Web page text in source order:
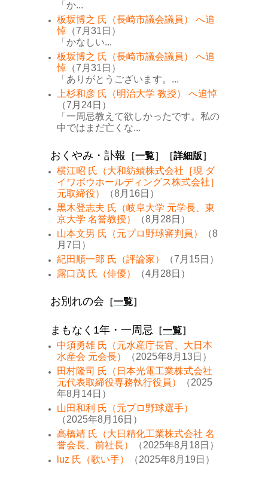
「か...
板坂博之 氏（長崎市議会議員） へ追
悼 （7月31日）
「かなしい...
板坂博之 氏（長崎市議会議員） へ追
悼 （7月31日）
「ありがとうございます。...
上杉和彦 氏（明治大学 教授） へ追悼
（7月24日）
「一周忌教えて欲しかったです。私の
中ではまだ亡くな...
おくやみ・訃報 ［一覧］［詳細版］
横江昭 氏（大和紡績株式会社［現 ダ
イワボウホールディングス株式会社］
元取締役）
（8月16日）
黒木登志夫 氏（岐阜大学 元学長、東
京大学 名誉教授）
（8月28日）
山本文男 氏（元プロ野球審判員）
（8
月7日）
紀田順一郎 氏（評論家）
（7月15日）
露口茂 氏（俳優）
（4月28日）
お別れの会 ［一覧］
まもなく1年・一周忌 ［一覧］
中須勇雄 氏（元水産庁長官、大日本
水産会 元会長）
（2025年8月13日）
田村隆司 氏（日本光電工業株式会社
元代表取締役専務執行役員）
（2025
年8月14日）
山田和利 氏（元プロ野球選手）
（2025年8月16日）
高橋靖 氏（大日精化工業株式会社 名
誉会長、前社長）
（2025年8月18日）
luz 氏（歌い手）
（2025年8月19日）